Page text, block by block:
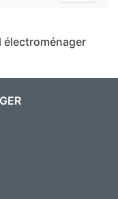
électroménager